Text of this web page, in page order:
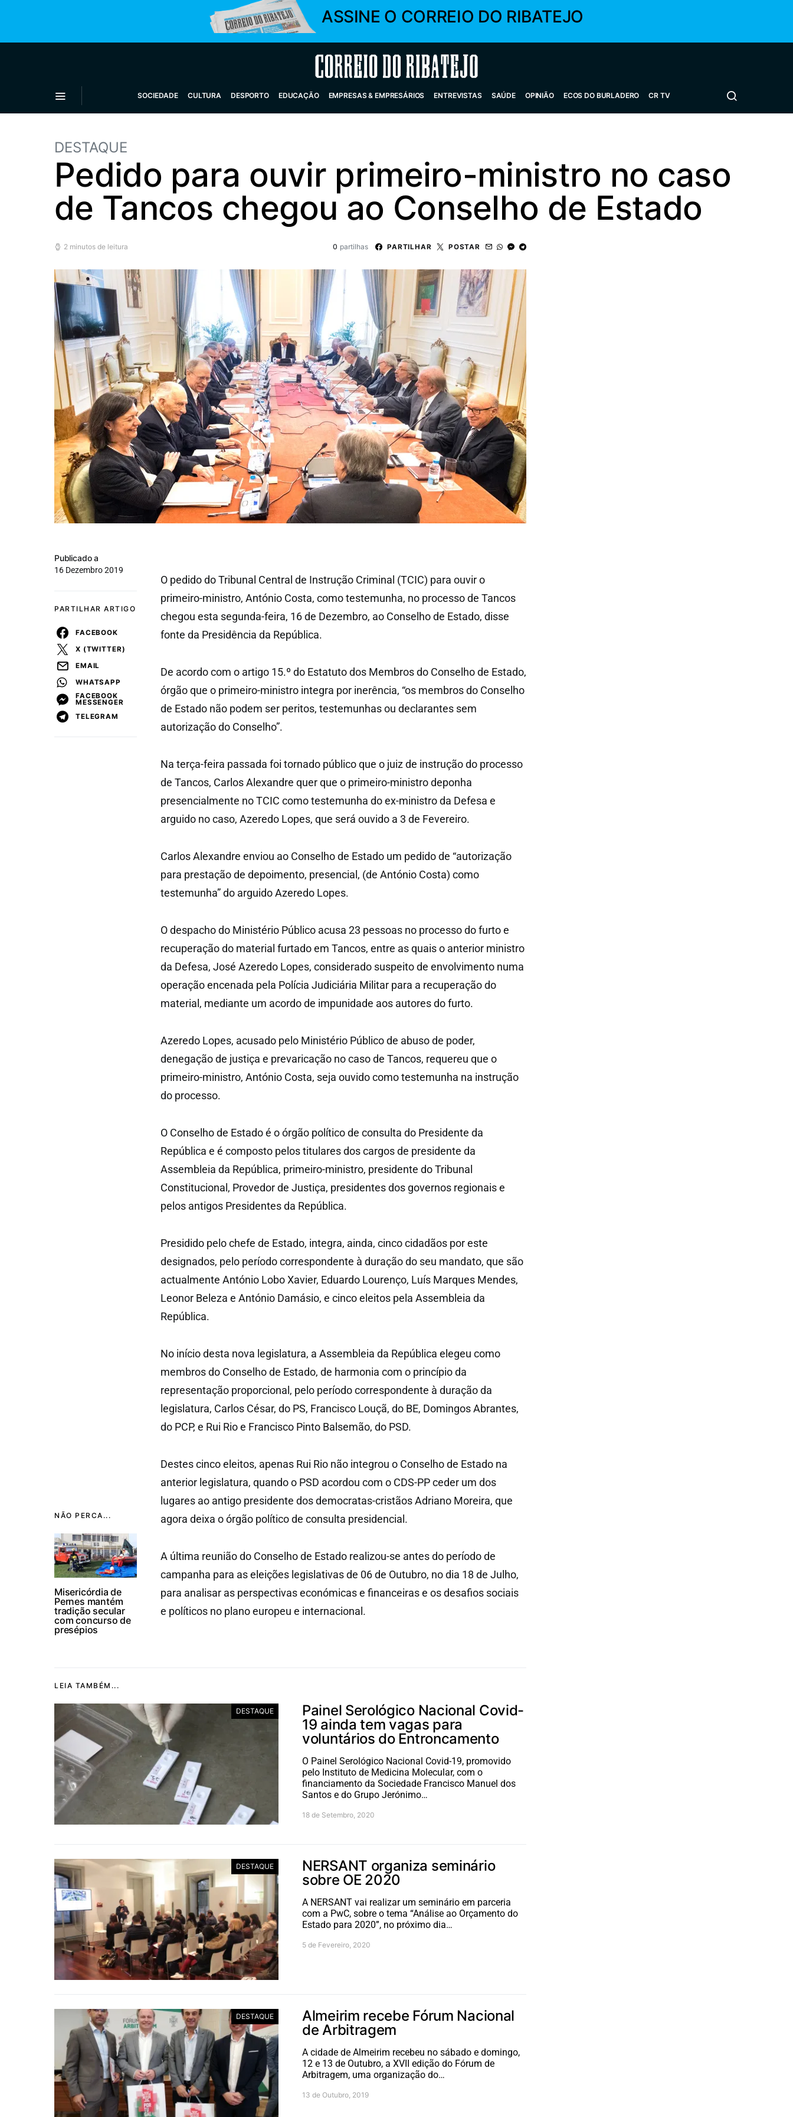
ASSINE O CORREIO DO RIBATEJO
Correio do Ribatejo
SOCIEDADE CULTURA DESPORTO EDUCAÇÃO EMPRESAS & EMPRESÁRIOS ENTREVISTAS SAÚDE OPINIÃO ECOS DO BURLADERO CR TV
DESTAQUE
Pedido para ouvir primeiro-ministro no caso
de Tancos chegou ao Conselho de Estado
2 minutos de leitura 0 partilhas PARTILHAR POSTAR
NÃO PERCA...
Misericórdia de
Pernes mantém
tradição secular
com concurso de
presépios
Publicado a
16 Dezembro 2019
PARTILHAR ARTIGO
FACEBOOK
X (TWITTER)
EMAIL
WHATSAPP
FACEBOOK
MESSENGER
TELEGRAM
O pedido do Tribunal Central de Instrução Criminal (TCIC) para ouvir o
primeiro-ministro, António Costa, como testemunha, no processo de Tancos
chegou esta segunda-feira, 16 de Dezembro, ao Conselho de Estado, disse
fonte da Presidência da República.
De acordo com o artigo 15.º do Estatuto dos Membros do Conselho de Estado,
órgão que o primeiro-ministro integra por inerência, “os membros do Conselho
de Estado não podem ser peritos, testemunhas ou declarantes sem
autorização do Conselho”.
Na terça-feira passada foi tornado público que o juiz de instrução do processo
de Tancos, Carlos Alexandre quer que o primeiro-ministro deponha
presencialmente no TCIC como testemunha do ex-ministro da Defesa e
arguido no caso, Azeredo Lopes, que será ouvido a 3 de Fevereiro.
Carlos Alexandre enviou ao Conselho de Estado um pedido de “autorização
para prestação de depoimento, presencial, (de António Costa) como
testemunha” do arguido Azeredo Lopes.
O despacho do Ministério Público acusa 23 pessoas no processo do furto e
recuperação do material furtado em Tancos, entre as quais o anterior ministro
da Defesa, José Azeredo Lopes, considerado suspeito de envolvimento numa
operação encenada pela Polícia Judiciária Militar para a recuperação do
material, mediante um acordo de impunidade aos autores do furto.
Azeredo Lopes, acusado pelo Ministério Público de abuso de poder,
denegação de justiça e prevaricação no caso de Tancos, requereu que o
primeiro-ministro, António Costa, seja ouvido como testemunha na instrução
do processo.
O Conselho de Estado é o órgão político de consulta do Presidente da
República e é composto pelos titulares dos cargos de presidente da
Assembleia da República, primeiro-ministro, presidente do Tribunal
Constitucional, Provedor de Justiça, presidentes dos governos regionais e
pelos antigos Presidentes da República.
Presidido pelo chefe de Estado, integra, ainda, cinco cidadãos por este
designados, pelo período correspondente à duração do seu mandato, que são
actualmente António Lobo Xavier, Eduardo Lourenço, Luís Marques Mendes,
Leonor Beleza e António Damásio, e cinco eleitos pela Assembleia da
República.
No início desta nova legislatura, a Assembleia da República elegeu como
membros do Conselho de Estado, de harmonia com o princípio da
representação proporcional, pelo período correspondente à duração da
legislatura, Carlos César, do PS, Francisco Louçã, do BE, Domingos Abrantes,
do PCP, e Rui Rio e Francisco Pinto Balsemão, do PSD.
Destes cinco eleitos, apenas Rui Rio não integrou o Conselho de Estado na
anterior legislatura, quando o PSD acordou com o CDS-PP ceder um dos
lugares ao antigo presidente dos democratas-cristãos Adriano Moreira, que
agora deixa o órgão político de consulta presidencial.
A última reunião do Conselho de Estado realizou-se antes do período de
campanha para as eleições legislativas de 06 de Outubro, no dia 18 de Julho,
para analisar as perspectivas económicas e financeiras e os desafios sociais
e políticos no plano europeu e internacional.
LEIA TAMBÉM...
DESTAQUE
Painel Serológico Nacional Covid-
19 ainda tem vagas para
voluntários do Entroncamento
O Painel Serológico Nacional Covid-19, promovido
pelo Instituto de Medicina Molecular, com o
financiamento da Sociedade Francisco Manuel dos
Santos e do Grupo Jerónimo…
18 de Setembro, 2020
DESTAQUE
NERSANT organiza seminário
sobre OE 2020
A NERSANT vai realizar um seminário em parceria
com a PwC, sobre o tema “Análise ao Orçamento do
Estado para 2020”, no próximo dia…
5 de Fevereiro, 2020
DESTAQUE
Almeirim recebe Fórum Nacional
de Arbitragem
A cidade de Almeirim recebeu no sábado e domingo,
12 e 13 de Outubro, a XVII edição do Fórum de
Arbitragem, uma organização do…
13 de Outubro, 2019